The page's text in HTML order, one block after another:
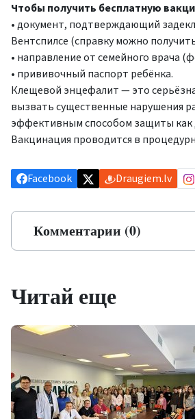
Чтобы получить бесплатную
• документ, подтверждающий
Вентспилсе (справку можно
• направление от семейного врача
• прививочный паспорт ребёнка.
Клещевой энцефалит — это
вызвать существенные нарушения
эффективным способом защиты как
Вакцинация проводится в
Facebook Draugiem.lv
Комментарии (0)
Читай еще